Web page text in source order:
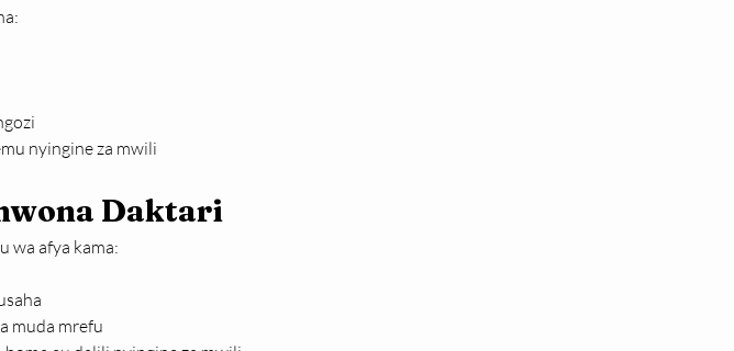
nyingine za mwili
Daktari
wa afya kama:
muda mrefu